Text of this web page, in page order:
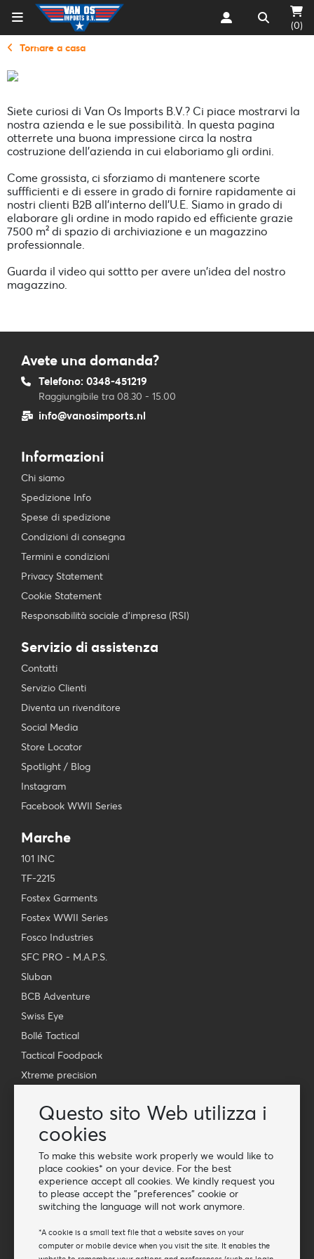
Questo sito Web utilizza i
cookies
To make this website work properly we would like to
place cookies* on your device. For the best
experience accept all cookies. We kindly request you
to please accept the "preferences" cookie or
switching the language will not work anymore.
*A cookie is a small text file that a website saves on your
computer or mobile device when you visit the site. It enables the
(0)
Tornare a casa
Siete curiosi di Van Os Imports B.V.? Ci piace mostrarvi la
nostra azienda e le sue possibilità. In questa pagina
otterrete una buona impressione circa la nostra
costruzione dell'azienda in cui elaboriamo gli ordini.
Come grossista, ci sforziamo di mantenere scorte
suffficienti e di essere in grado di fornire rapidamente ai
nostri clienti B2B all'interno dell'U.E. Siamo in grado di
elaborare gli ordine in modo rapido ed efficiente grazie
7500 m² di spazio di archiviazione e un magazzino
professionnale.
Guarda il video qui sottto per avere un'idea del nostro
magazzino.
Avete una domanda?
Telefono: 0348-451219
Raggiungibile tra 08.30 - 15.00
info@vanosimports.nl
Informazioni
Chi siamo
Spedizione Info
Spese di spedizione
Condizioni di consegna
Termini e condizioni
Privacy Statement
Cookie Statement
Responsabilità sociale d’impresa (RSI)
Servizio di assistenza
Contatti
Servizio Clienti
Diventa un rivenditore
Social Media
Store Locator
Spotlight / Blog
Instagram
Facebook WWII Series
Marche
101 INC
TF-2215
Fostex Garments
Fostex WWII Series
Fosco Industries
SFC PRO - M.A.P.S.
Sluban
BCB Adventure
Swiss Eye
Bollé Tactical
Tactical Foodpack
Xtreme precision
Contatto
Grossista Van Os Imports B.V.
Telefono: + 31 348 451 219
WhatsApp us!